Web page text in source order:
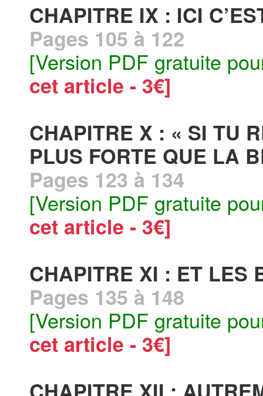
CHAPITRE IX : ICI
Pages 105 à 122
[Version PDF gratuite
cet article - 3€]
CHAPITRE X : « SI TU
PLUS FORTE QUE LA
Pages 123 à 134
[Version PDF gratuite
cet article - 3€]
CHAPITRE XI : ET LES
Pages 135 à 148
[Version PDF gratuite
cet article - 3€]